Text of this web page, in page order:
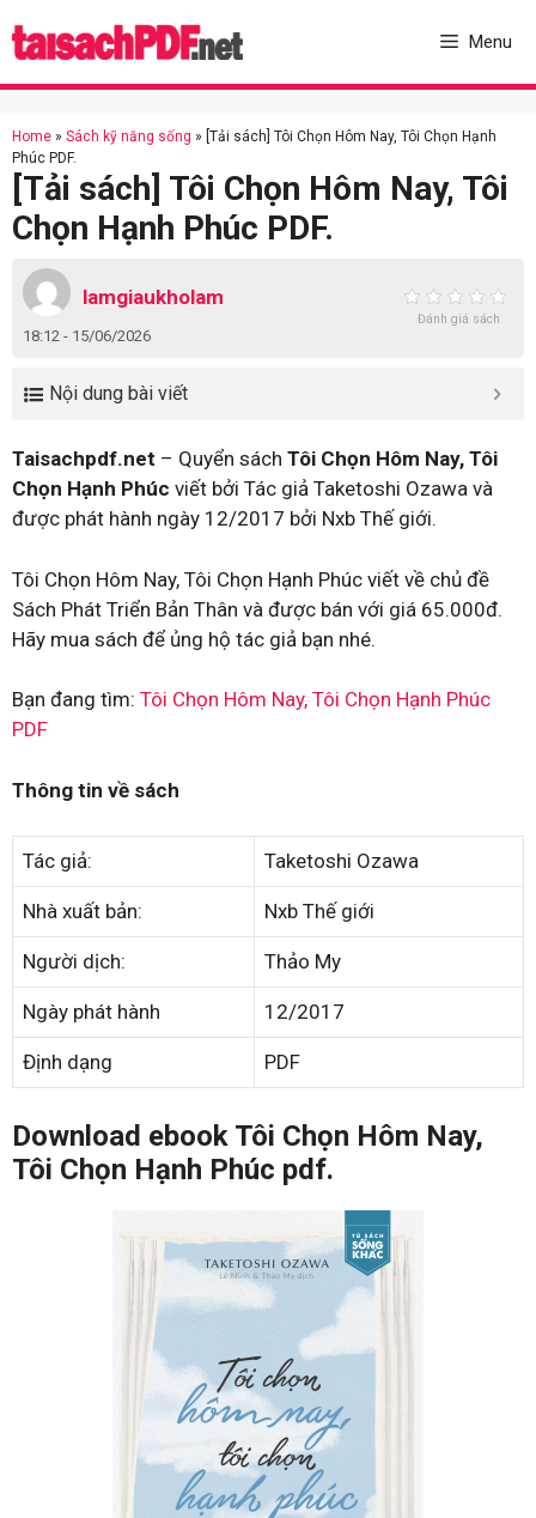
to
Menu
Home » Sách kỹ năng sống » [Tải sách] Tôi Chọn Hôm Nay, Tôi Chọn Hạnh
Phúc PDF.
[Tải sách] Tôi Chọn Hôm Nay, Tôi
Chọn Hạnh Phúc PDF.
lamgiaukholam
18:12 - 15/06/2026
Đánh giá sách
Nội dung bài viết
Taisachpdf.net – Quyển sách Tôi Chọn Hôm Nay, Tôi
Chọn Hạnh Phúc viết bởi Tác giả Taketoshi Ozawa và
được phát hành ngày 12/2017 bởi Nxb Thế giới.
Tôi Chọn Hôm Nay, Tôi Chọn Hạnh Phúc viết về chủ đề
Sách Phát Triển Bản Thân và được bán với giá 65.000đ.
Hãy mua sách để ủng hộ tác giả bạn nhé.
Bạn đang tìm: Tôi Chọn Hôm Nay, Tôi Chọn Hạnh Phúc
PDF
Thông tin về sách
Tác giả: Taketoshi Ozawa
Nhà xuất bản: Nxb Thế giới
Người dịch: Thảo My
Ngày phát hành 12/2017
Định dạng PDF
Download ebook Tôi Chọn Hôm Nay,
Tôi Chọn Hạnh Phúc pdf.